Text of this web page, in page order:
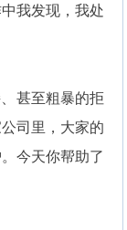
我发现，我处
甚至粗暴的拒
司里，大家的
今天你帮助了